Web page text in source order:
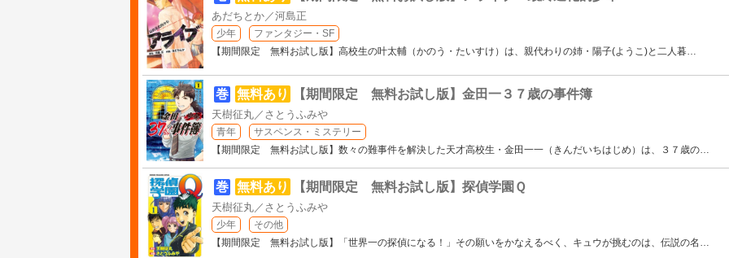
あだちとか／河島正
少年
ファンタジー・SF
【期間限定 無料お試し版】高校生の叶太輔（かのう・たいすけ）は、親代わりの姉・陽子(ようこ)と二人暮…
巻 無料あり 【期間限定 無料お試し版】金田一３７歳の事件簿
天樹征丸／さとうふみや
青年
サスペンス・ミステリー
【期間限定 無料お試し版】数々の難事件を解決した天才高校生・金田一一（きんだいちはじめ）は、３７歳の…
巻 無料あり 【期間限定 無料お試し版】探偵学園Ｑ
天樹征丸／さとうふみや
少年
その他
【期間限定 無料お試し版】「世界一の探偵になる！」その願いをかなえるべく、キュウが挑むのは、伝説の名 …